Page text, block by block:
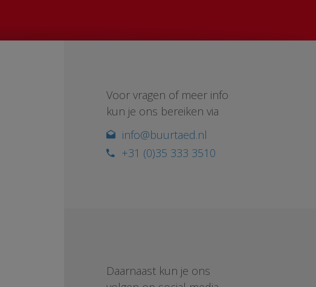
Voor vragen of meer info
kun je ons bereiken via
info@buurtaed.nl
+31 (0)35 333 3510
Daarnaast kun je ons